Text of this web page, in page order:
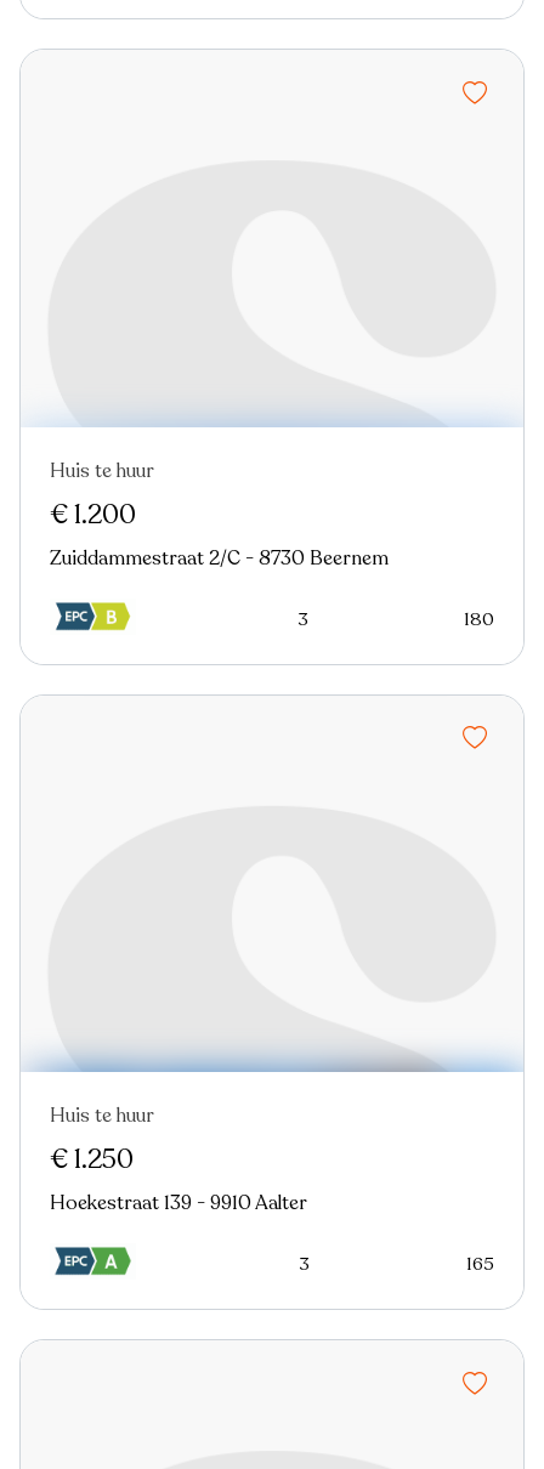
Nieuw
Huis te huur
€ 1.200
Zuiddammestraat 2/C - 8730 Beernem
3 180
Nieuw
Huis te huur
€ 1.250
Hoekestraat 139 - 9910 Aalter
3 165